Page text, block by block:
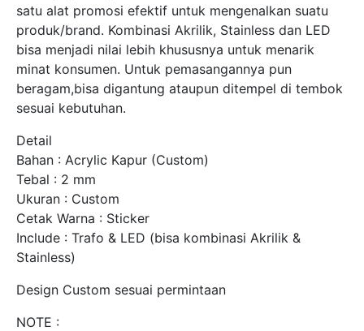
satu alat promosi efektif untuk mengenalkan suatu
produk/brand. Kombinasi Akrilik, Stainless dan LED
bisa menjadi nilai lebih khususnya untuk menarik
minat konsumen. Untuk pemasangannya pun
beragam,bisa digantung ataupun ditempel di tembok
sesuai kebutuhan.
Detail
Bahan : Acrylic Kapur (Custom)
Tebal : 2 mm
Ukuran : Custom
Cetak Warna : Sticker
Include : Trafo & LED (bisa kombinasi Akrilik &
Stainless)
Design Custom sesuai permintaan
NOTE :